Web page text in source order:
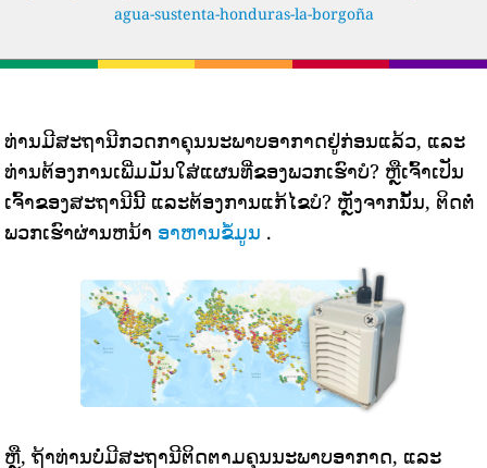
agua-sustenta-honduras-la-borgoña
ທ່ານມີສະຖານີກວດກາຄຸນນະພາບອາກາດຢູ່ກ່ອນແລ້ວ, ແລະ
ທ່ານຕ້ອງການເພີ່ມມັນໃສ່ແຜນທີ່ຂອງພວກເຮົາບໍ? ຫຼືເຈົ້າເປັນ
ເຈົ້າຂອງສະຖານີນີ້ ແລະຕ້ອງການແກ້ໄຂບໍ? ຫຼັງຈາກນັ້ນ, ຕິດຕໍ່
ພວກເຮົາຜ່ານຫນ້າ ອາຫານຂໍ້ມູນ .
ຫຼື, ຖ້າທ່ານບໍ່ມີສະຖານີຕິດຕາມຄຸນນະພາບອາກາດ, ແລະ